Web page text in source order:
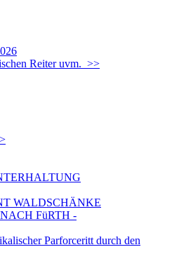
Reiter uvm. >>
WALDSCHÄNKE
FüRTH -
Parforceritt durch den